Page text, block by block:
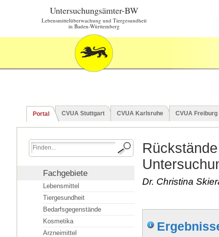
Untersuchungsämter-BW
Lebensmittelüberwachung und Tiergesundheit
in Baden-Württemberg
Portal CVUA Stuttgart CVUA Karlsruhe CVUA Freiburg
Fachgebiete
Lebensmittel
Tiergesundheit
Bedarfsgegenstände
Kosmetika
Arzneimittel
Dr. Christina